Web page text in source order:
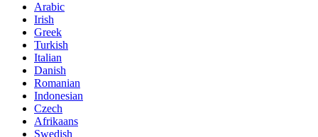
Arabic
Irish
Greek
Turkish
Italian
Danish
Romanian
Indonesian
Czech
Afrikaans
Swedish